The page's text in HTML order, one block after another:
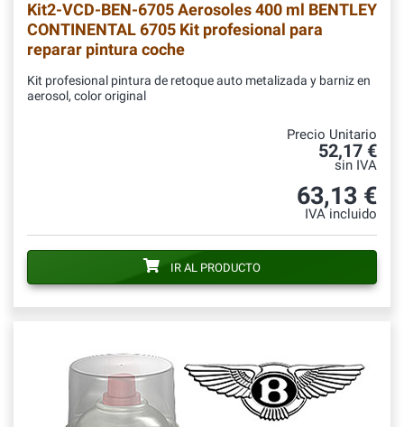
Kit2-VCD-BEN-6705Aerosoles 400 ml BENTLEY
CONTINENTAL 6705 Kit profesional para
reparar pintura coche
Kit profesional pintura de retoque auto metalizada y barniz en
aerosol, color original
Precio Unitario
52,17 €
sin IVA
63,13 €
IVA incluido
IR AL PRODUCTO